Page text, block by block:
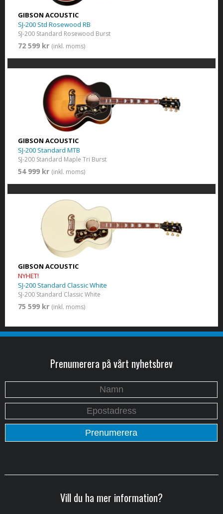
GIBSON ACOUSTIC
SJ-200 Std Rosewood RB
SJ-200 Standard Rosewood Burst
72 599 kr (inkl. moms)
GIBSON ACOUSTIC
SJ-200 Standard MTB
SJ-200 Standard Maple Tri Burst
54 999 kr (inkl. moms)
GIBSON ACOUSTIC
NYHET!
SJ-200 Standard Classic White
SJ-200 Standard Classic White
75 599 kr (inkl. moms)
Prenumerera på vårt nyhetsbrev
Vill du ha mer information?